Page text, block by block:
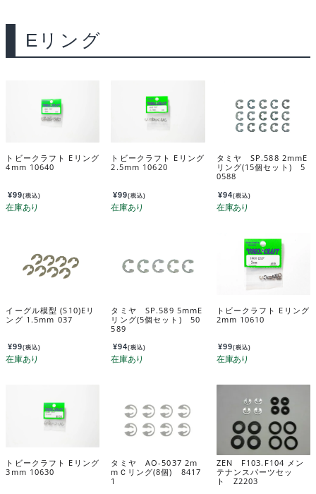
Eリング
トビークラフト Eリング
4mm 10640
¥99(税込)
トビークラフト Eリング
2.5mm 10620
¥99(税込)
タミヤ SP.588 2mmE
リング(15個セット) 5
0588
¥94(税込)
イーグル模型 (S10)Eリ
ング 1.5mm 037
¥99(税込)
タミヤ SP.589 5mmE
リング(5個セット) 50
589
¥94(税込)
トビークラフト Eリング
2mm 10610
¥99(税込)
トビークラフト Eリング
3mm 10630
タミヤ AO-5037 2m
mＣリング(8個) 8417
1
ZEN F103.F104 メン
テナンスパーツセッ
ト Z2203